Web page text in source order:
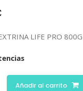
LIFE PRO 800G
Añadir al carrito